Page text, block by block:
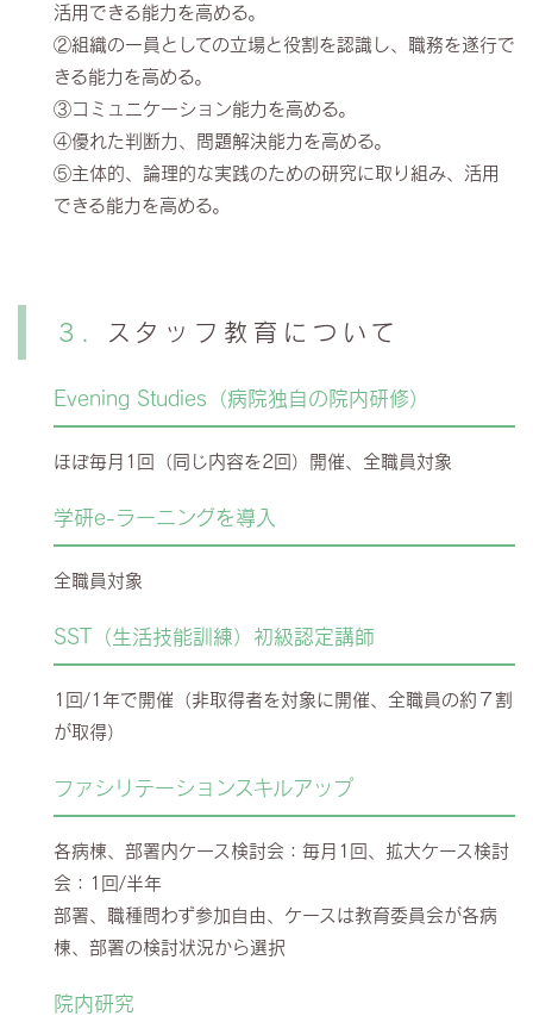
活用できる能力を高める。
②組織の一員としての立場と役割を認識し、職務を遂行で
きる能力を高める。
③コミュニケーション能力を高める。
④優れた判断力、問題解決能力を高める。
⑤主体的、論理的な実践のための研究に取り組み、活用
できる能力を高める。
スタッフ教育について
Evening Studies（病院独自の院内研修）
ほぼ毎月1回（同じ内容を2回）開催、全職員対象
学研e-ラーニングを導入
全職員対象
SST（生活技能訓練）初級認定講師
1回/1年で開催（非取得者を対象に開催、全職員の約７割
が取得）
ファシリテーションスキルアップ
各病棟、部署内ケース検討会：毎月1回、拡大ケース検討
会：1回/半年
部署、職種問わず参加自由、ケースは教育委員会が各病
棟、部署の検討状況から選択
院内研究